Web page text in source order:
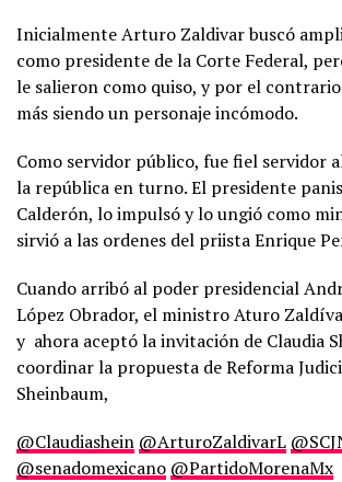
Inicialmente Arturo Zaldivar buscó
como presidente de la Corte Federal,
le salieron como quiso, y por el contrario
más siendo un personaje incómodo.
Como servidor público, fue fiel servidor
la república en turno. El presidente
Calderón, lo impulsó y lo ungió como
sirvió a las ordenes del priista Enrique
Cuando arribó al poder presidencial
López Obrador, el ministro Aturo
y ahora aceptó la invitación de Claudia
coordinar la propuesta de Reforma
Sheinbaum,
@Claudiashein @ArturoZaldivarL
@senadomexicano @PartidoMorenaMx